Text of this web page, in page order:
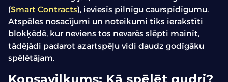
(Smart Contracts), ieviesīs pilnīgu caurspīdīgumu.
Atspēles nosacījumi un noteikumi tiks ierakstīti
blokķēdē, kur neviens tos nevarēs slēpti mainīt,
tādējādi padarot azartspēļu vidi daudz godīgāku
spēlētājam.